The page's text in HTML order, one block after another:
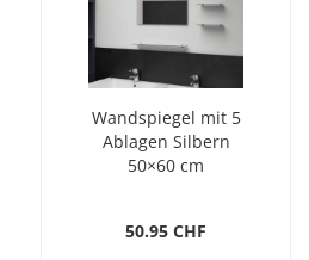
Wandspiegel mit 5
Ablagen Silbern
50×60 cm
50.95 CHF